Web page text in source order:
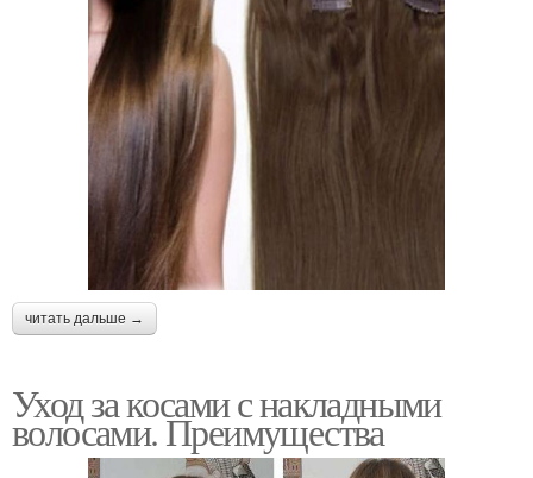
читать дальше →
Уход за косами с накладными
волосами. Преимущества